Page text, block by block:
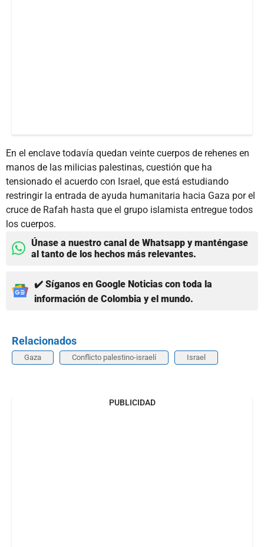
En el enclave todavía quedan veinte cuerpos de rehenes en
manos de las milicias palestinas, cuestión que ha
tensionado el acuerdo con Israel, que está estudiando
restringir la entrada de ayuda humanitaria hacia Gaza por el
cruce de Rafah hasta que el grupo islamista entregue todos
los cuerpos.
Únase a nuestro canal de Whatsapp y manténgase
al tanto de los hechos más relevantes.
✔️ Síganos en Google Noticias con toda la
información de Colombia y el mundo.
Relacionados
Gaza Conflicto palestino-israelí Israel
PUBLICIDAD